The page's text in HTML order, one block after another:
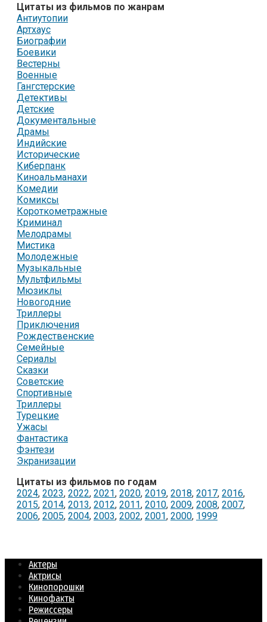
Цитаты из фильмов по жанрам
Антиутопии
Артхаус
Биографии
Боевики
Вестерны
Военные
Гангстерские
Детективы
Детские
Документальные
Драмы
Индийские
Исторические
Киберпанк
Киноальманахи
Комедии
Комиксы
Короткометражные
Криминал
Мелодрамы
Мистика
Молодежные
Музыкальные
Мультфильмы
Мюзиклы
Новогодние
Триллеры
Приключения
Рождественские
Семейные
Сериалы
Сказки
Советские
Спортивные
Триллеры
Турецкие
Ужасы
Фантастика
Фэнтези
Экранизации
Цитаты из фильмов по годам
2024, 2023, 2022, 2021, 2020, 2019, 2018, 2017, 2016,
2015, 2014, 2013, 2012, 2011, 2010, 2009, 2008, 2007,
2006, 2005, 2004, 2003, 2002, 2001, 2000, 1999
Актеры
Актрисы
Кинопорошки
Кинофакты
Режиссеры